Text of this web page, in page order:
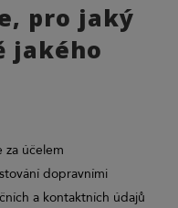
pro jaký
jakého
za účelem
dopravními
a kontaktních údajů